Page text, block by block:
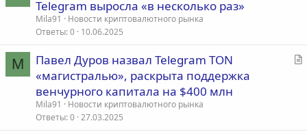
я
Telegram выросла «в несколько раз»
Mila91
Новости криптовалютного рынка
Ответы 0 10.06.2025
M
С
Павел Дуров назвал Telegram TON
«магистралью», раскрыта поддержка
венчурного капитала на $400 млн
Mila91
Новости криптовалютного рынка
Ответы 0 27.03.2025